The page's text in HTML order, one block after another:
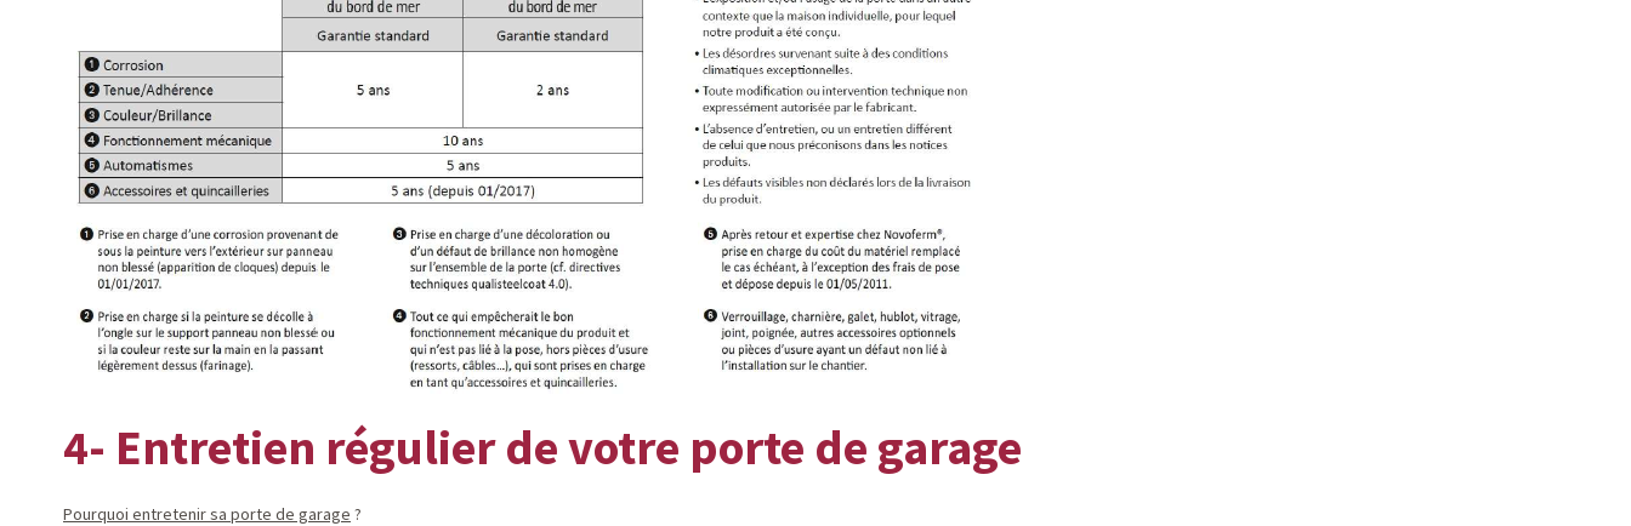
4- Entretien régulier de votre porte de garage
Pourquoi entretenir sa porte de garage ?